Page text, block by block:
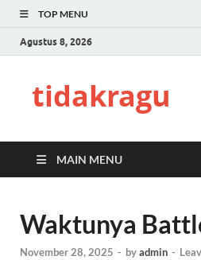
TOP MENU
Agustus 8, 2026
tidakragu
MAIN MENU
Waktunya
November 28, 2025 - byadmin -